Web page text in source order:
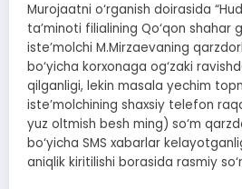
Murojaatni o‘rganish doirasida
ta’minoti filialining Qo‘qon shahar
iste’molchi M.Mirzaevaning
bo‘yicha korxonaga og‘zaki
qilganligi, lekin masala yechim
iste’molchining shaxsiy telefon
yuz oltmish besh ming) so‘m
bo‘yicha SMS xabarlar
aniqlik kiritilishi borasida rasmiy